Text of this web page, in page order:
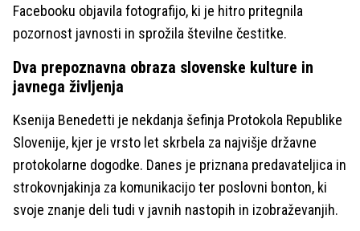
Facebooku objavila fotografijo, ki je hitro pritegnila
pozornost javnosti in sprožila številne čestitke.
Dva prepoznavna obraza slovenske kulture in
javnega življenja
Ksenija Benedetti je nekdanja šefinja Protokola Republike
Slovenije, kjer je vrsto let skrbela za najvišje državne
protokolarne dogodke. Danes je priznana predavateljica in
strokovnjakinja za komunikacijo ter poslovni bonton, ki
svoje znanje deli tudi v javnih nastopih in izobraževanjih.